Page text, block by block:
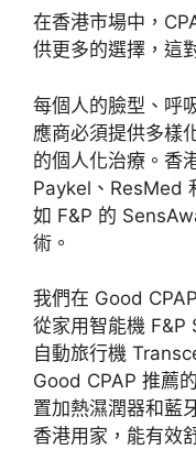
在香港市場中，
供更多的選擇，這
每個人的臉型、呼
應商必須提供多樣
的個人化治療。香
Paykel、ResMed
如 F&P 的
術。
我們在 Good
從家用智能機 F&P
自動旅行機
Good CPAP 推薦
置加熱濕潤器和藍
香港用家，能有效